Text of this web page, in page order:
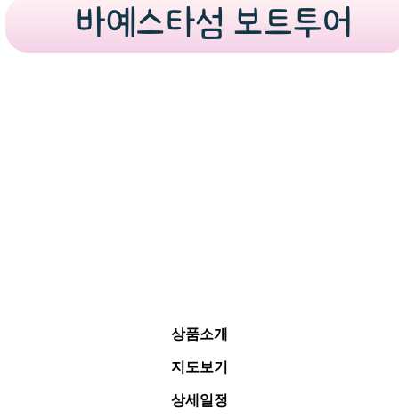
상품소개
지도보기
상세일정